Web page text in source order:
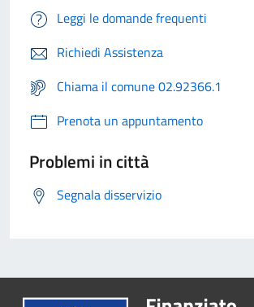
Leggi le domande frequenti
Richiedi Assistenza
Chiama il comune 02.92366.1
Prenota un appuntamento
Problemi in città
Segnala disservizio